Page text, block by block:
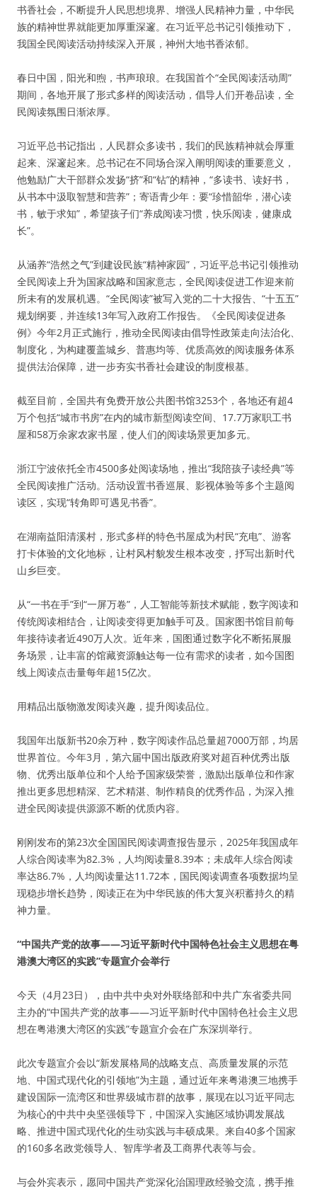
书香社会，不断提升人民思想境界、增强人民精神力量，中华民
族的精神世界就能更加厚重深邃。在习近平总书记引领推动下，
我国全民阅读活动持续深入开展，神州大地书香浓郁。
春日中国，阳光和煦，书声琅琅。在我国首个“全民阅读活动周”
期间，各地开展了形式多样的阅读活动，倡导人们开卷品读，全
民阅读氛围日渐浓厚。
习近平总书记指出，人民群众多读书，我们的民族精神就会厚重
起来、深邃起来。总书记在不同场合深入阐明阅读的重要意义，
他勉励广大干部群众发扬“挤”和“钻”的精神，“多读书、读好书，
从书本中汲取智慧和营养”；寄语青少年：要“珍惜韶华，潜心读
书，敏于求知”，希望孩子们“养成阅读习惯，快乐阅读，健康成
长”。
从涵养“浩然之气”到建设民族“精神家园”，习近平总书记引领推动
全民阅读上升为国家战略和国家意志，全民阅读促进工作迎来前
所未有的发展机遇。“全民阅读”被写入党的二十大报告、“十五五”
规划纲要，并连续13年写入政府工作报告。《全民阅读促进条
例》今年2月正式施行，推动全民阅读由倡导性政策走向法治化、
制度化，为构建覆盖城乡、普惠均等、优质高效的阅读服务体系
提供法治保障，进一步夯实书香社会建设的制度根基。
截至目前，全国共有免费开放公共图书馆3253个，各地还有超4
万个包括“城市书房”在内的城市新型阅读空间、17.7万家职工书
屋和58万余家农家书屋，使人们的阅读场景更加多元。
浙江宁波依托全市4500多处阅读场地，推出“我陪孩子读经典”等
全民阅读推广活动。活动设置书香巡展、影视体验等多个主题阅
读区，实现“转角即可遇见书香”。
在湖南益阳清溪村，形式多样的特色书屋成为村民“充电”、游客
打卡体验的文化地标，让村风村貌发生根本改变，抒写出新时代
山乡巨变。
从“一书在手”到“一屏万卷”，人工智能等新技术赋能，数字阅读和
传统阅读相结合，让阅读变得更加触手可及。国家图书馆目前每
年接待读者近490万人次。近年来，国图通过数字化不断拓展服
务场景，让丰富的馆藏资源触达每一位有需求的读者，如今国图
线上阅读点击量每年超15亿次。
用精品出版物激发阅读兴趣，提升阅读品位。
我国年出版新书20余万种，数字阅读作品总量超7000万部，均居
世界首位。今年3月，第六届中国出版政府奖对超百种优秀出版
物、优秀出版单位和个人给予国家级荣誉，激励出版单位和作家
推出更多思想精深、艺术精湛、制作精良的优秀作品，为深入推
进全民阅读提供源源不断的优质内容。
刚刚发布的第23次全国国民阅读调查报告显示，2025年我国成年
人综合阅读率为82.3%，人均阅读量8.39本；未成年人综合阅读
率达86.7%，人均阅读量达11.72本，国民阅读调查各项数据均呈
现稳步增长趋势，阅读正在为中华民族的伟大复兴积蓄持久的精
神力量。
“中国共产党的故事——习近平新时代中国特色社会主义思想在粤
港澳大湾区的实践”专题宣介会举行
今天（4月23日），由中共中央对外联络部和中共广东省委共同
主办的“中国共产党的故事——习近平新时代中国特色社会主义思
想在粤港澳大湾区的实践”专题宣介会在广东深圳举行。
此次专题宣介会以“新发展格局的战略支点、高质量发展的示范
地、中国式现代化的引领地”为主题，通过近年来粤港澳三地携手
建设国际一流湾区和世界级城市群的故事，展现在以习近平同志
为核心的中共中央坚强领导下，中国深入实施区域协调发展战
略、推进中国式现代化的生动实践与丰硕成果。来自40多个国家
的160多名政党领导人、智库学者及工商界代表等与会。
与会外宾表示，愿同中国共产党深化治国理政经验交流，携手推